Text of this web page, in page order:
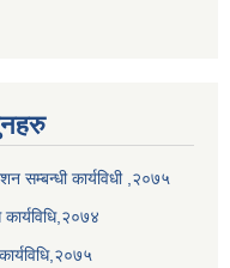
सम्बन्धी कार्यविधी ,२०७५
कार्यविधि,२०७४